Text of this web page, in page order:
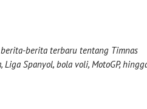
berita terbaru tentang Timnas
Spanyol, bola voli, MotoGP,